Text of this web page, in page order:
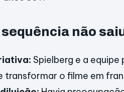
sequência não
Spielberg e a
transformar o filme em